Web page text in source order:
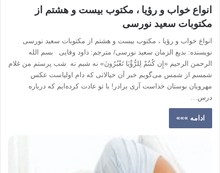
انواع خواب و رؤیا ، مکتوب بیست و هشتم از
مکتوبات سعید نورسی
انواع خواب و رؤیا ، مکتوب بیست و هشتم از مکتوبات سعید نورسی
نویسنده: بدیع الزمان سعید نورسی/ مترجم: داود وفایی بسم الله
الرحمن الرحیم «إِن کُنتُمْ لِلرُّؤْیَا تَعْبُرُونَ» نه شبم نه شب پرستم من غلام
شمسم از شمس می‌گویم خبر آن خیالاتی که دام اولیاست عکس
مهرویان بوستان خداست آری برادر! با تو عادت کرده‌ایم که درباره
درس…
ادامه »»»